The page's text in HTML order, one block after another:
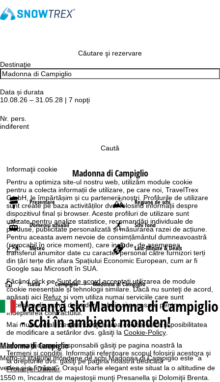
Informaţii cookie
Pentru a optimiza site-ul nostru web, utilizăm module cookie
pentru a colecta informații de utilizare, pe care noi, TravelTrex
GmbH, le împărtășim și cu partenerii noștri. Profilurile de utilizare
sunt create pe baza activităților dvs. folosind informații despre
dispozitivul final și browser. Aceste profiluri de utilizare sunt
utilizate pentru analize statistice, recomandări individuale de
produse, publicitate personalizată și măsurarea razei de acțiune.
Pentru aceasta avem nevoie de consimțământul dumneavoastră
(revocabil în orice moment), care include, de asemenea,
transferul anumitor date cu caracter personal către furnizori terți
din țări terțe din afara Spațiului Economic European, cum ar fi
Google sau Microsoft în SUA.
Făcând click peSunt de acordacceptați utilizarea de module
cookie neesențiale și tehnologii similare. Dacă nu sunteţi de acord,
apăsaţi aici Refuz și vom utiliza numai serviciile care sunt
necesare din punct de vedere tehnic și necesare pentru
îndeplinirea contractului.
Mai multe detalii despre funcţionarea cookie-urilor şi posibilitatea
de modificare a setărilor dvs. găsiţi laCookie-Policy.
Informaţii despre responsabili găsiţi pe pagina noastră la
Termeni şi condiţii. Informaţii referitoare scopul folosirii acestora şi
la drepturile dvs. găsiţi pe pagina noastră dedicată
Protecţiei Datelor.
Căutare şi rezervare
Destinaţie
Data și durata
10.08.26 – 31.05.28 | 7 nopţi
Nr. pers.
indiferent
Caută
Madonna di Campiglio
Prezentare Regiune de schi
Domeniu schiabil Schi fond
Meteo Last-Minute & Deals
A
c
a
s
ă
Italia Campiglio Madonna di Campiglio
Vacanță skiMadonna di Campiglio
- schi în ambient monden!
Madonna di Campiglio
Motto-ul staţiunii mondene de schi Madonna di Campiglio este "a
vedea şi a fi văzut". Oraşul foarte elegant este situat la o altitudine de
1550 m, încadrat de majestoşii munţi Presanella şi Dolomiţii Brenta.